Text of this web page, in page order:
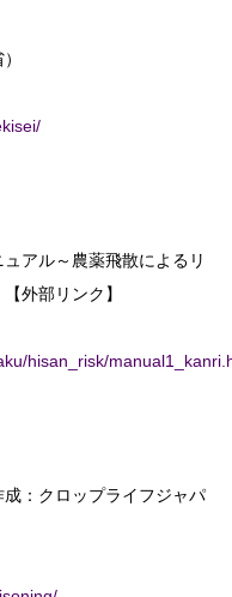
アル～農薬飛散によるリ
外部リンク】
hisan_risk/
：クロップライフジャパ